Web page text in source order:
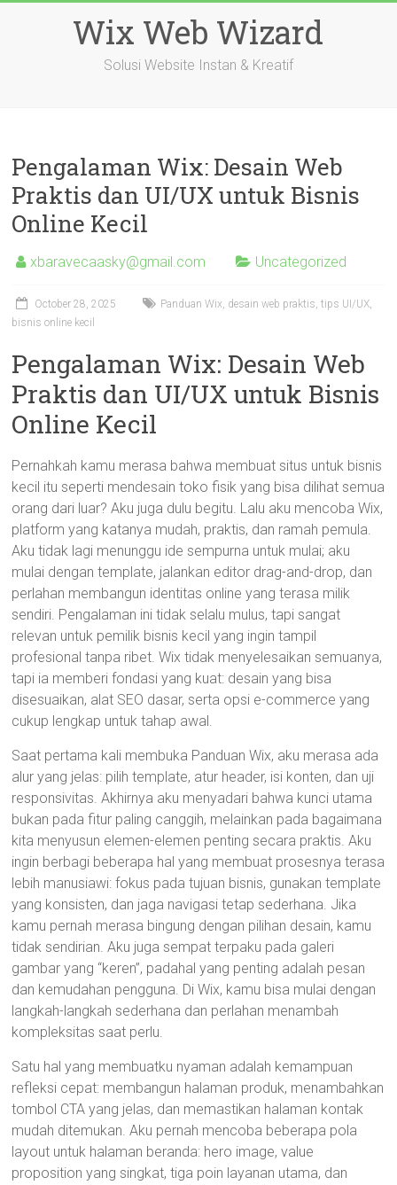
Wix Web Wizard
Solusi Website Instan & Kreatif
Pengalaman Wix: Desain Web
Praktis dan UI/UX untuk Bisnis
Online Kecil
xbaravecaasky@gmail.com Uncategorized
October 28, 2025
Panduan Wix, desain web praktis, tips UI/UX,
bisnis online kecil
Pengalaman Wix: Desain Web
Praktis dan UI/UX untuk Bisnis
Online Kecil
Pernahkah kamu merasa bahwa membuat situs untuk bisnis
kecil itu seperti mendesain toko fisik yang bisa dilihat semua
orang dari luar? Aku juga dulu begitu. Lalu aku mencoba Wix,
platform yang katanya mudah, praktis, dan ramah pemula.
Aku tidak lagi menunggu ide sempurna untuk mulai; aku
mulai dengan template, jalankan editor drag-and-drop, dan
perlahan membangun identitas online yang terasa milik
sendiri. Pengalaman ini tidak selalu mulus, tapi sangat
relevan untuk pemilik bisnis kecil yang ingin tampil
profesional tanpa ribet. Wix tidak menyelesaikan semuanya,
tapi ia memberi fondasi yang kuat: desain yang bisa
disesuaikan, alat SEO dasar, serta opsi e-commerce yang
cukup lengkap untuk tahap awal.
Saat pertama kali membuka Panduan Wix, aku merasa ada
alur yang jelas: pilih template, atur header, isi konten, dan uji
responsivitas. Akhirnya aku menyadari bahwa kunci utama
bukan pada fitur paling canggih, melainkan pada bagaimana
kita menyusun elemen-elemen penting secara praktis. Aku
ingin berbagi beberapa hal yang membuat prosesnya terasa
lebih manusiawi: fokus pada tujuan bisnis, gunakan template
yang konsisten, dan jaga navigasi tetap sederhana. Jika
kamu pernah merasa bingung dengan pilihan desain, kamu
tidak sendirian. Aku juga sempat terpaku pada galeri
gambar yang “keren”, padahal yang penting adalah pesan
dan kemudahan pengguna. Di Wix, kamu bisa mulai dengan
langkah-langkah sederhana dan perlahan menambah
kompleksitas saat perlu.
Satu hal yang membuatku nyaman adalah kemampuan
refleksi cepat: membangun halaman produk, menambahkan
tombol CTA yang jelas, dan memastikan halaman kontak
mudah ditemukan. Aku pernah mencoba beberapa pola
layout untuk halaman beranda: hero image, value
proposition yang singkat, tiga poin layanan utama, dan